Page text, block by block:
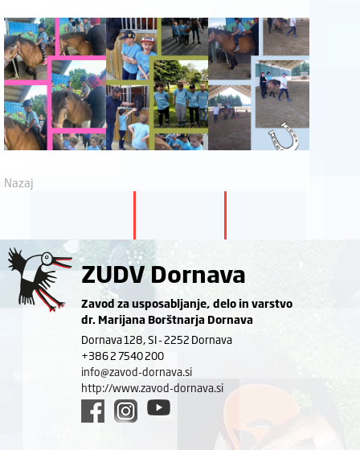
Nazaj
ZUDV Dornava
Zavod za usposabljanje, delo in varstvo
dr. Marijana Borštnarja Dornava
Dornava 128, SI - 2252 Dornava
+386 2 7540 200
info@zavod-dornava.si
http://www.zavod-dornava.si